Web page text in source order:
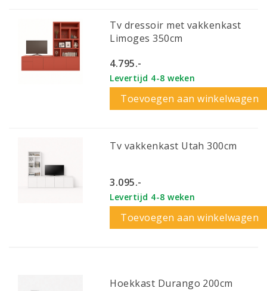
Tv dressoir met vakkenkast
Limoges 350cm
4.795.-
Levertijd 4-8 weken
Toevoegen aan winkelwagen
Tv vakkenkast Utah 300cm
3.095.-
Levertijd 4-8 weken
Toevoegen aan winkelwagen
Hoekkast Durango 200cm